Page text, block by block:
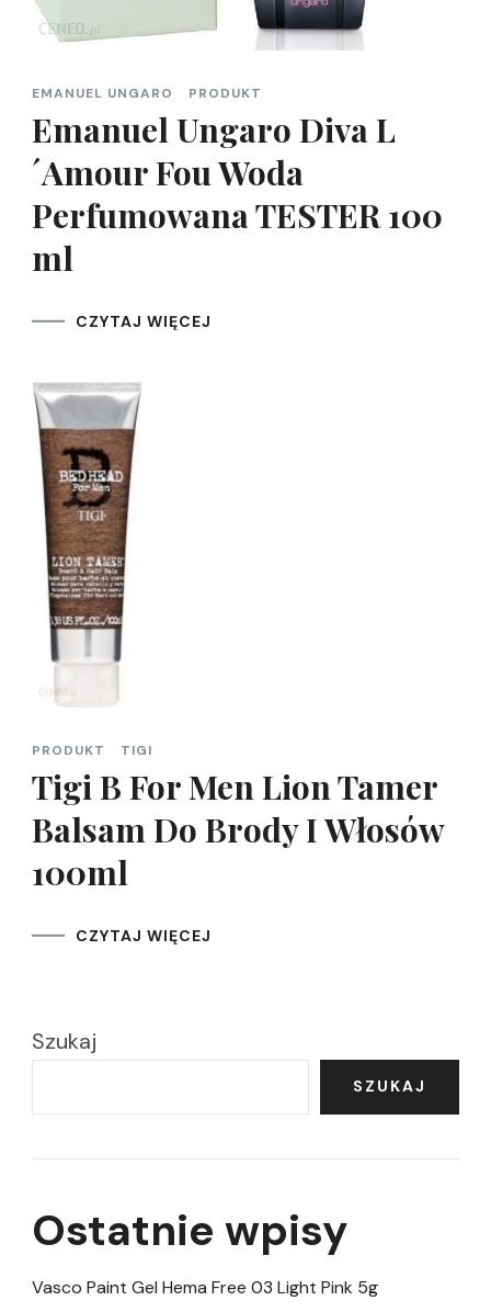
EMANUEL UNGARO PRODUKT
Emanuel Ungaro Diva L
´Amour Fou Woda
Perfumowana TESTER 100
ml
CZYTAJ WIĘCEJ
PRODUKT TIGI
Tigi B For Men Lion Tamer
Balsam Do Brody I Włosów
100ml
CZYTAJ WIĘCEJ
Szukaj
SZUKAJ
Ostatnie wpisy
Vasco Paint Gel Hema Free 03 Light Pink 5g